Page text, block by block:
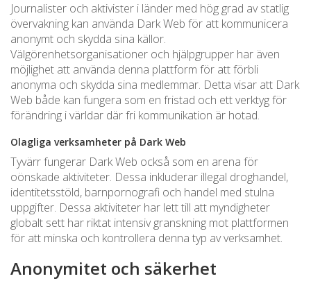
Journalister och aktivister i länder med hög grad av statlig
övervakning kan använda Dark Web för att kommunicera
anonymt och skydda sina källor.
Välgörenhetsorganisationer och hjälpgrupper har även
möjlighet att använda denna plattform för att förbli
anonyma och skydda sina medlemmar. Detta visar att Dark
Web både kan fungera som en fristad och ett verktyg för
förändring i världar där fri kommunikation är hotad.
Olagliga verksamheter på Dark Web
Tyvärr fungerar Dark Web också som en arena för
oönskade aktiviteter. Dessa inkluderar illegal droghandel,
identitetsstöld, barnpornografi och handel med stulna
uppgifter. Dessa aktiviteter har lett till att myndigheter
globalt sett har riktat intensiv granskning mot plattformen
för att minska och kontrollera denna typ av verksamhet.
Anonymitet och säkerhet